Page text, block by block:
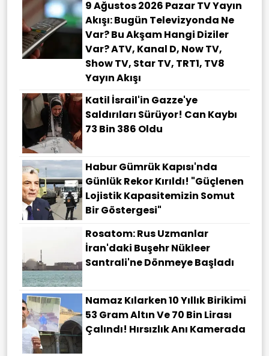
9 Ağustos 2026 Pazar TV Yayın
Akışı: Bugün Televizyonda Ne
Var? Bu Akşam Hangi Diziler
Var? ATV, Kanal D, Now TV,
Show TV, Star TV, TRT1, TV8
Yayın Akışı
Katil İsrail'in Gazze'ye
Saldırıları Sürüyor! Can Kaybı
73 Bin 386 Oldu
Habur Gümrük Kapısı'nda
Günlük Rekor Kırıldı! "Güçlenen
Lojistik Kapasitemizin Somut
Bir Göstergesi"
Rosatom: Rus Uzmanlar
İran'daki Buşehr Nükleer
Santrali'ne Dönmeye Başladı
Namaz Kılarken 10 Yıllık Birikimi
53 Gram Altın Ve 70 Bin Lirası
Çalındı! Hırsızlık Anı Kamerada